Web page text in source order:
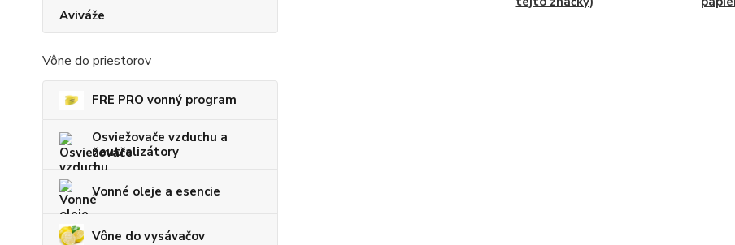
Aviváže
Vône do priestorov
FRE PRO vonný program
Osviežovače vzduchu a
neutralizátory
Vonné oleje a esencie
Vône do vysávačov